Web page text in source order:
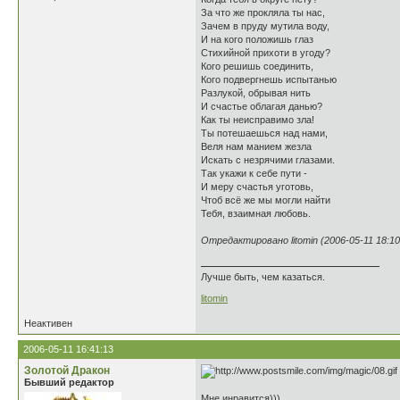
За что же прокляла ты нас,
Зачем в пруду мутила воду,
И на кого положишь глаз
Стихийной прихоти в угоду?
Кого решишь соединить,
Кого подвергнешь испытанью
Разлукой, обрывая нить
И счастье облагая данью?
Как ты неисправимо зла!
Ты потешаешься над нами,
Веля нам манием жезла
Искать с незрячими глазами.
Так укажи к себе пути -
И меру счастья уготовь,
Чтоб всё же мы могли найти
Тебя, взаимная любовь.
Отредактировано litomin (2006-05-11
Лучше быть, чем казаться.
litomin
Неактивен
2006-05-11 16:41:13
Золотой Дракон
Бывший редактор